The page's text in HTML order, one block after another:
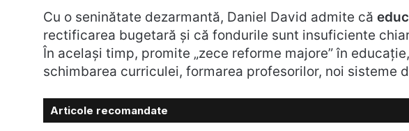
Cu o seninătate dezarmantă, Daniel David admite că
rectificarea bugetară și că fondurile sunt insuficiente
În același timp, promite „zece reforme majore” în
schimbarea curriculei, formarea profesorilor, noi sisteme
Articole recomandate